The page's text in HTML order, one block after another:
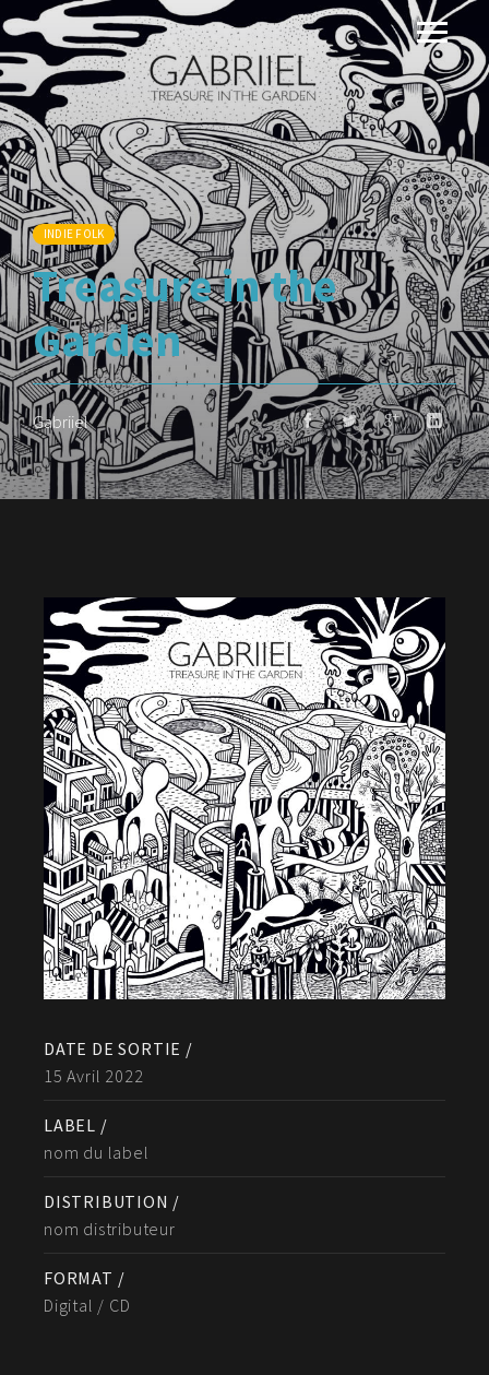
INDIE FOLK
Treasure in the
Garden
Gabriiel
DATE DE SORTIE /
15 Avril 2022
LABEL /
nom du label
DISTRIBUTION /
nom distributeur
FORMAT /
Digital / CD